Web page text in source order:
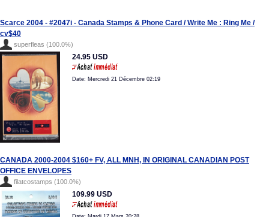
Scarce 2004 - #2047i - Canada Stamps & Phone Card / Write Me : Ring Me /
cv$40
superfleas (100.0%)
24.95 USD
Date: Mercredi 21 Décembre 02:19
CANADA 2000-2004 $160+ FV, ALL MNH, IN ORIGINAL CANADIAN POST
OFFICE ENVELOPES
filatcostamps (100.0%)
109.99 USD